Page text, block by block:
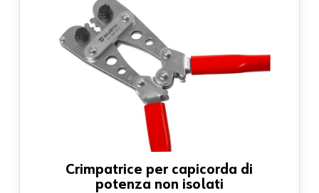
Crimpatrice per capicorda di
potenza non isolati